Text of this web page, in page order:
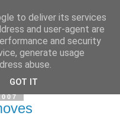
to deliver its services
and user-agent are
and security
generate usage
abuse.
GOT IT